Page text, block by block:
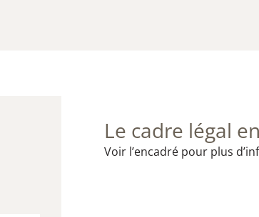
Le cadre légal
Voir l’encadré pour plus